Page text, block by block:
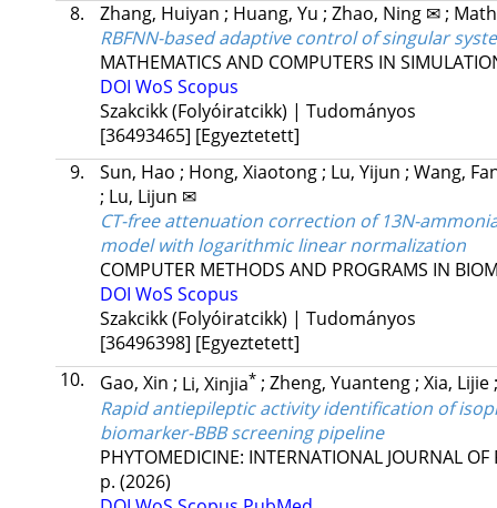
8.
Zhang, Huiyan ; Huang, Yu ; Zhao, Ning ✉;
RBFNN-based adaptive control of singular
MATHEMATICS AND COMPUTERS IN
DOI WoS Scopus
Szakcikk (Folyóiratcikk) | Tudományos
[36493465] [Egyeztetett]
9.
Sun, Hao ; Hong, Xiaotong; Lu, Yijun ; Wang,
; Lu, Lijun ✉
CT-free attenuation correction of 13N-
model with logarithmic linear normalization
COMPUTER METHODS AND PROGRAMS IN
DOI WoS Scopus
Szakcikk (Folyóiratcikk) | Tudományos
[36496398] [Egyeztetett]
10.
Gao, Xin ; Li, Xinjia* ; Zheng, Yuanteng; Xia, Lijie
Rapid antiepileptic activity identification of
biomarker-BBB screening pipeline
PHYTOMEDICINE: INTERNATIONAL JOURNAL
p. (2026)